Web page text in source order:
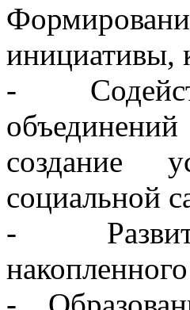
инициативы,
-
создание
социальной
- Развитие